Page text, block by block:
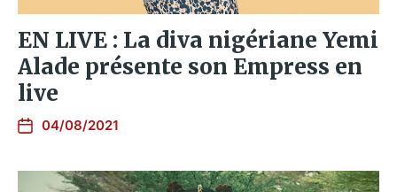
EN LIVE : La diva nigériane Yemi
Alade présente son Empress en
live
04/08/2021